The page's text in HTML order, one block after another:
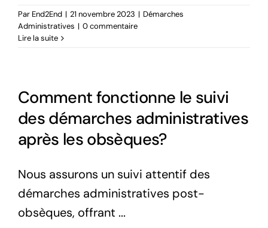
Par End2End | 21 novembre 2023 | Démarches
Administratives | 0 commentaire
Lire la suite
Comment fonctionne le suivi
des démarches administratives
après les obsèques?
Nous assurons un suivi attentif des
démarches administratives post-
obsèques, offrant ...